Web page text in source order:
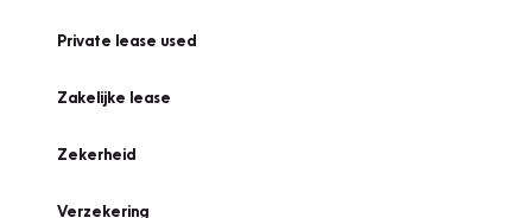
Private lease used
Zakelijke lease
Zekerheid
Verzekering